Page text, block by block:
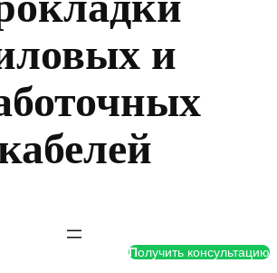
и
Получить консультацию